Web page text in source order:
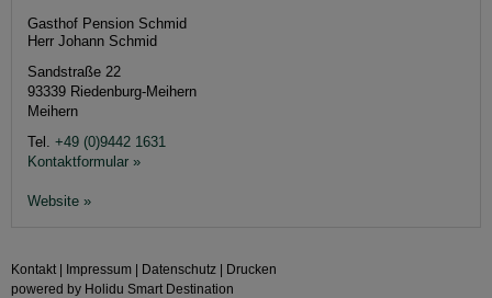
Gasthof Pension Schmid
Herr Johann Schmid
Sandstraße 22
93339 Riedenburg-Meihern
Meihern
Tel. +49 (0)9442 1631
Kontaktformular »
Website »
Kontakt| Impressum | Datenschutz | Drucken
powered by Holidu Smart Destination